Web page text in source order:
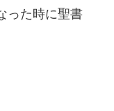
った時に聖書